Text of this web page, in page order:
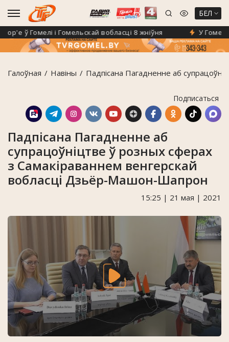
БЕЛ
ў Гомелі і Гомельскай вобласці 8 жніўня У Гомелі
Галоўная Навiны Падпісана Пагадненне аб
Подписаться
Падпісана Пагадненне аб
супрацоўніцтве ў розных сферах
з Самакіраваннем венгерскай
вобласці Дзьёр-Машон-Шапрон
15:25 | 21 мая | 2021